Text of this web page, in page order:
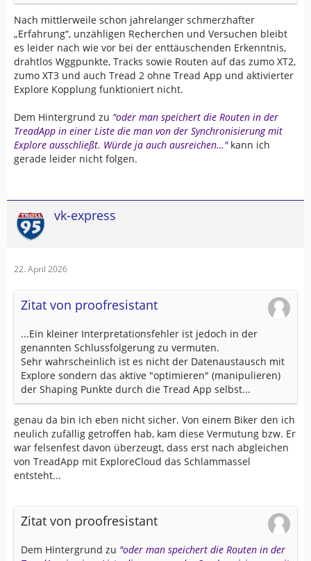
Nach mittlerweile schon jahrelanger schmerzhafter
„Erfahrung“, unzähligen Recherchen und Versuchen bleibt
es leider nach wie vor bei der enttäuschenden Erkenntnis,
drahtlos Wggpunkte, Tracks sowie Routen auf das zumo XT2,
zumo XT3 und auch Tread 2 ohne Tread App und aktivierter
Explore Kopplung funktioniert nicht.
Dem Hintergrund zu "oder man speichert die Routen in der
TreadApp in einer Liste die man von der Synchronisierung mit
Explore ausschließt. Würde ja auch ausreichen…"kann ich
gerade leider nicht folgen.
vk-express
22. April 2026
Zitat von proofresistant
...Ein kleiner Interpretationsfehler ist jedoch in der
genannten Schlussfolgerung zu vermuten.
Sehr wahrscheinlich ist es nicht der Datenaustausch mit
Explore sondern das aktive "optimieren" (manipulieren)
der Shaping Punkte durch die Tread App selbst...
genau da bin ich eben nicht sicher. Von einem Biker den ich
neulich zufällig getroffen hab, kam diese Vermutung bzw. Er
war felsenfest davon überzeugt, dass erst nach abgleichen
von TreadApp mit ExploreCloud das Schlammassel
entsteht...
Zitat von proofresistant
Dem Hintergrund zu "oder man speichert die Routen in der